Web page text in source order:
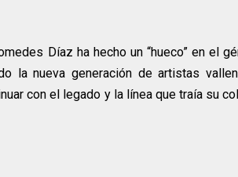
Díaz ha hecho un “hueco” en el
la nueva generación de artistas
con el legado y la línea que traía su